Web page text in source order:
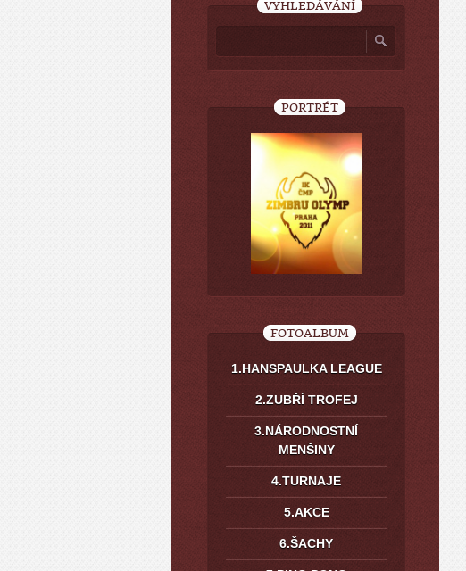
VYHLEDÁVÁNÍ
PORTRÉT
FOTOALBUM
1.HANSPAULKA LEAGUE
2.ZUBŘÍ TROFEJ
3.NÁRODNOSTNÍ
MENŠINY
4.TURNAJE
5.AKCE
6.ŠACHY